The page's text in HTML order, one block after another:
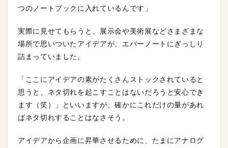
つのノートブックに入れているんです」
実際に見せてもらうと、展示会や美術展などさまざまな
場所で思いついたアイデアが、エバーノートにぎっしり
詰まっていました。
「ここにアイデアの素がたくさんストックされていると
思うと、ネタ切れを起こすことはないだろうと安心でき
ます（笑）」といいますが、確かにこれだけの量があれ
ばネタ切れすることはなさそう。
アイデアから企画に昇華させるために、たまにアナログ